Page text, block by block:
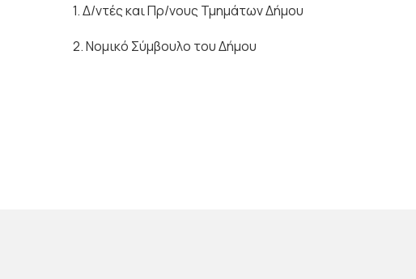
1. Δ/ντές και Πρ/νους Τμημάτων Δήμου
2. Νομικό Σύμβουλο του Δήμου